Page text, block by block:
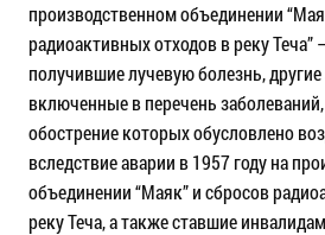
производственном объединении
радиоактивных отходов в реку Теча”
получившие лучевую болезнь,
включенные в перечень
обострение которых обусловлено
вследствие аварии в 1957 году на
объединении “Маяк” и сбросов
реку Теча, а также ставшие